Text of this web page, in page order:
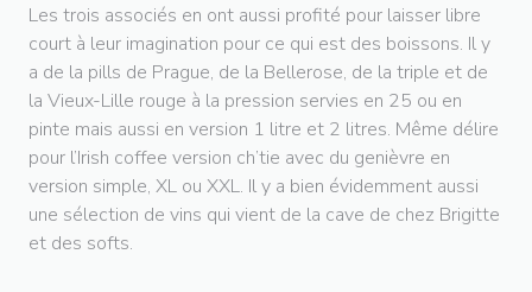
Les trois associés en ont aussi profité pour laisser libre
court à leur imagination pour ce qui est des boissons. Il y
a de la pills de Prague, de la Bellerose, de la triple et de
la Vieux-Lille rouge à la pression servies en 25 ou en
pinte mais aussi en version 1 litre et 2 litres. Même délire
pour l’Irish coffee version ch’tie avec du genièvre en
version simple, XL ou XXL. Il y a bien évidemment aussi
une sélection de vins qui vient de la cave de chez Brigitte
et des softs.